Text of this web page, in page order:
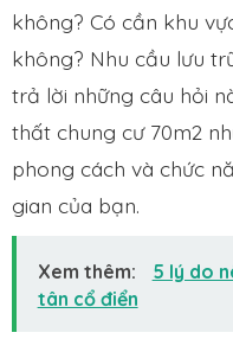
không? Có cần khu
không? Nhu cầu lưu
trả lời những câu hỏi
thất chung cư 70m2
phong cách và chức
gian của bạn.
Xem thêm:
5 lý do
tân cổ điển